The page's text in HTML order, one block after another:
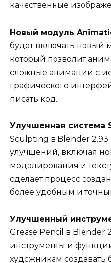
качественные
Новый модуль
будет включать новый
который позволит
сложные анимации с
графического
писать код.
Улучшенная система
Sculpting в Blender 2.93
улучшений, включая
моделирования и
сделает процесс
более удобным и
Улучшенный
Grease Pencil в Blender
инструменты и
художникам создавать